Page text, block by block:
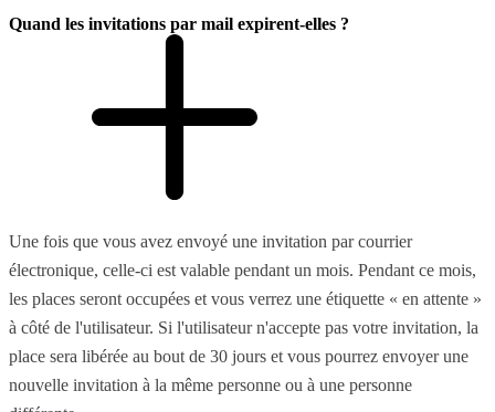
Quand les invitations par mail expirent-elles ?
Une fois que vous avez envoyé une invitation par courrier
électronique, celle-ci est valable pendant un mois. Pendant ce mois,
les places seront occupées et vous verrez une étiquette « en attente »
à côté de l'utilisateur. Si l'utilisateur n'accepte pas votre invitation, la
place sera libérée au bout de 30 jours et vous pourrez envoyer une
nouvelle invitation à la même personne ou à une personne